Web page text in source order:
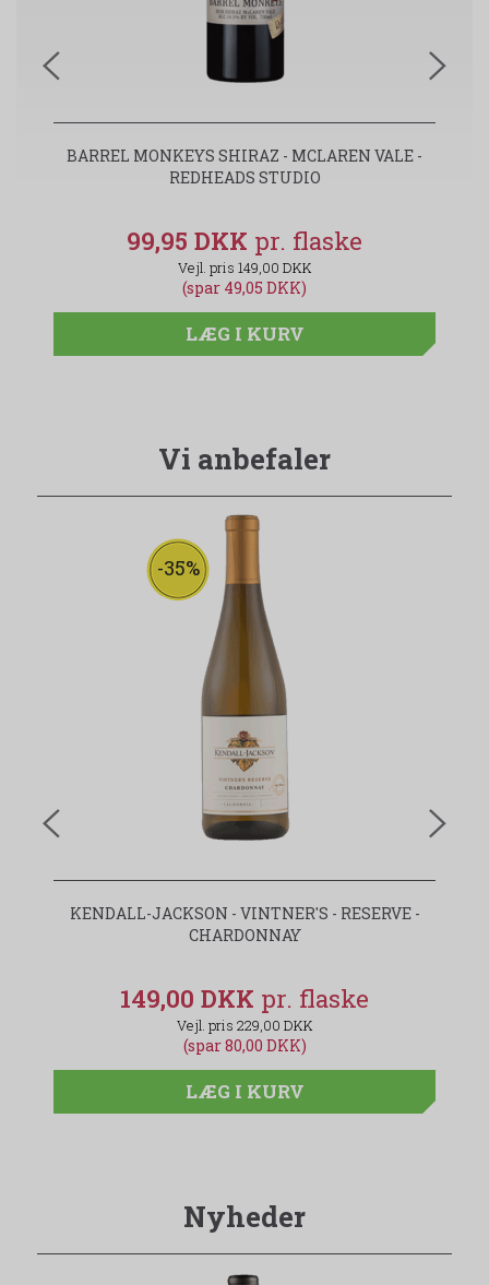
BARREL MONKEYS SHIRAZ - MCLAREN VALE -
REDHEADS STUDIO
99,95 DKK
149,00 DKK
(spar 49,05 DKK)
LÆG I KURV
Vi anbefaler
-35%
KENDALL-JACKSON - VINTNER'S - RESERVE -
CHARDONNAY
149,00 DKK
229,00 DKK
(spar 80,00 DKK)
LÆG I KURV
Nyheder